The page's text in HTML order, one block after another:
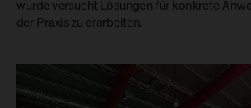
wurde versucht Lösungen für konkrete
der Praxis zu erarbeiten.